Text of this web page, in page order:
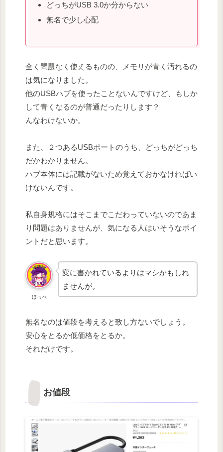
どっちがUSB 3.0か分からない
無名で少し心配
全く問題なく使えるものの、メモリが青く汚れるの
は気になりました。
他のUSBハブを使ったことないんですけど、もしか
して青くなるのが普通だったりします？
んなわけないか。
また、２つあるUSBポートのうち、どっちがどっち
だかわかりません。
ハブ本体には記載がないため覚えておかなければい
けないんです。
私自身規格にはそこまでこだわっていないのであま
り問題はありませんが、気になる人はいそうなポイ
ントだと思います。
ほっぺ
変に書かれているよりはマシかもしれ
ませんが。
無名なのは値段を考えると致し方ないでしょう。
安心をとるか低価格をとるか。
それだけです。
お値段